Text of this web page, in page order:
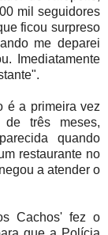
mil seguidores
ficou surpreso
me deparei
Imediatamente
é a primeira vez
três meses,
quando
restaurante no
a atender o
Cachos' fez o